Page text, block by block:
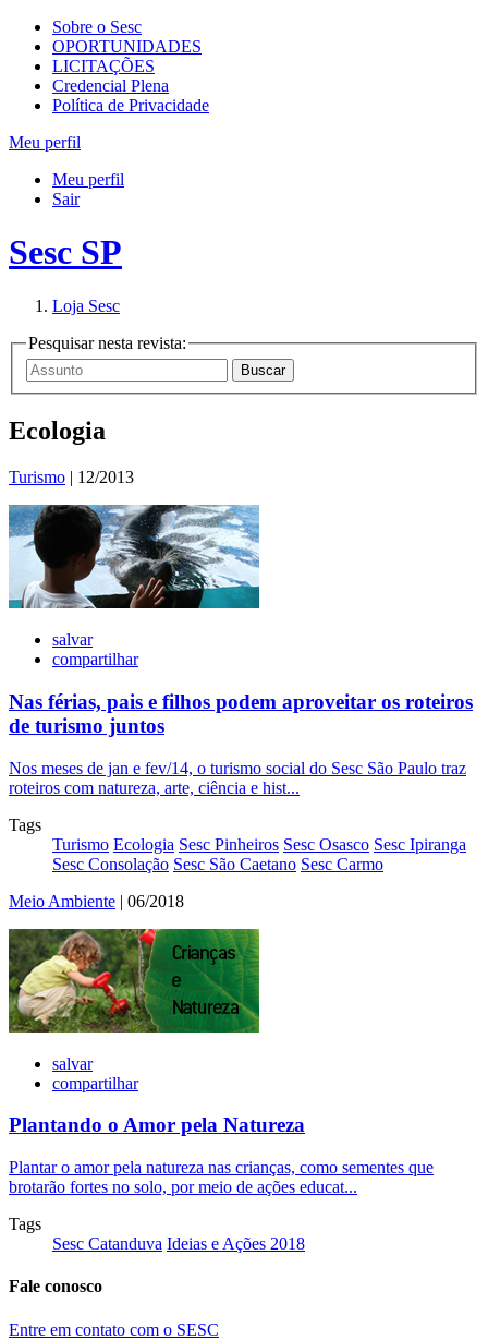
Sobre o Sesc
OPORTUNIDADES
LICITAÇÕES
Credencial Plena
Política de Privacidade
Meu perfil
Meu perfil
Sair
Sesc SP
Loja Sesc
Pesquisar nesta revista:
Ecologia
Turismo | 12/2013
salvar
compartilhar
Nas férias, pais e filhos podem aproveitar os roteiros
de turismo juntos
Nos meses de jan e fev/14, o turismo social do Sesc São Paulo traz
roteiros com natureza, arte, ciência e hist...
Tags
Turismo Ecologia Sesc Pinheiros Sesc Osasco Sesc Ipiranga
Sesc Consolação Sesc São Caetano Sesc Carmo
Meio Ambiente | 06/2018
salvar
compartilhar
Plantando o Amor pela Natureza
Plantar o amor pela natureza nas crianças, como sementes que
brotarão fortes no solo, por meio de ações educat...
Tags
Sesc Catanduva Ideias e Ações 2018
Fale conosco
Entre em contato com o SESC